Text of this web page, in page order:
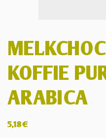
KOFFIE
ARABICA
5,18€